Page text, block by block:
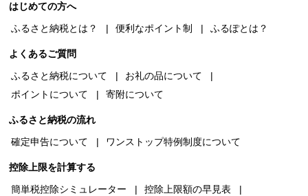
はじめての方へ
ふるさと納税とは？
便利なポイント制 ふるぽとは？
よくあるご質問
ふるさと納税について
お礼の品について
ポイントについて
寄附について
ふるさと納税の流れ
確定申告について
ワンストップ特例制度について
控除上限を計算する
簡単税控除シミュレーター
控除上限額の早見表